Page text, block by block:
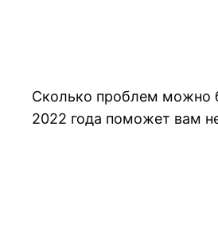
Сколько проблем можно
2022 года поможет вам